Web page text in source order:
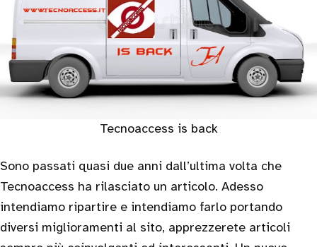
Tecnoaccess is back
Sono passati quasi due anni dall’ultima volta che
Tecnoaccess ha rilasciato un articolo. Adesso
intendiamo ripartire e intendiamo farlo portando
diversi miglioramenti al sito, apprezzerete articoli